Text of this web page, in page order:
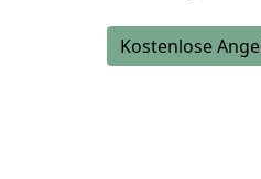
Kostenlose